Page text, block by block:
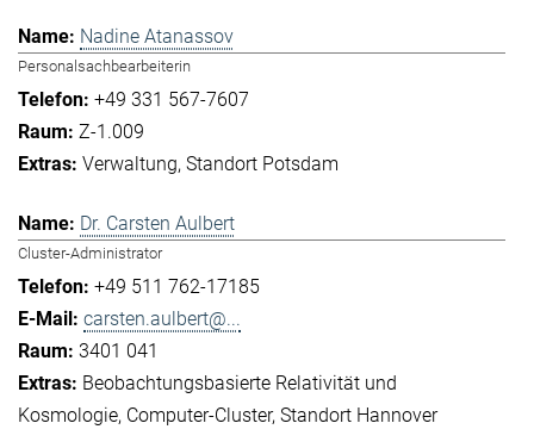
Nadine Atanassov
Personalsachbearbeiterin
+49 331 567-7607
Z-1.009
Verwaltung Standort Potsdam
Dr. Carsten Aulbert
Cluster-Administrator
+49 511 762-17185
carsten.aulbert@...
3401 041
Beobachtungsbasierte Relativität und
Kosmologie Computer-Cluster Standort Hannover